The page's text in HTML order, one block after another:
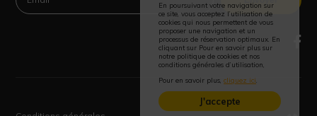
En poursuivant votre navigation sur
ce site, vous acceptez l’utilisation de
cookies qui nous permettent de vous
proposer une navigation et un
processus de réservation optimaux. En
cliquant sur Pour en savoir plus sur
notre politique de cookies et nos
conditions générales d’utilisation,
Pour en savoir plus, cliquez ici
J'accepte